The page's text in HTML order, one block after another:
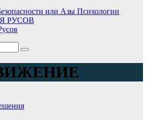
или Азы Психологии
РУСОВ